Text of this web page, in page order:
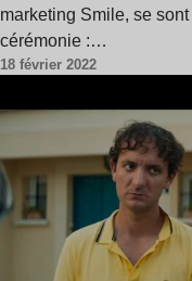
marketing Smile, se
cérémonie :…
18 février 2022